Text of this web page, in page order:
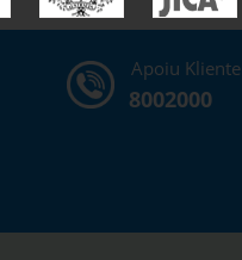
Apoiu Kliente
8002000